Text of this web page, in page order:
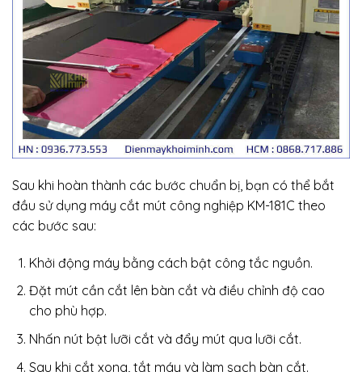
Sau khi hoàn thành các bước chuẩn bị, bạn có thể bắt
đầu sử dụng máy cắt mút công nghiệp KM-181C theo
các bước sau:
Khởi động máy bằng cách bật công tắc nguồn.
Đặt mút cần cắt lên bàn cắt và điều chỉnh độ cao
cho phù hợp.
Nhấn nút bật lưỡi cắt và đẩy mút qua lưỡi cắt.
Sau khi cắt xong, tắt máy và làm sạch bàn cắt.